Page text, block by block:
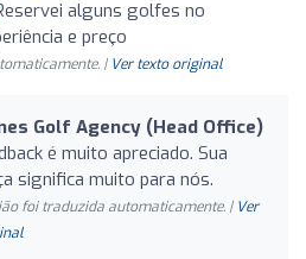
alguns golfes no
e preço
| Ver texto original
Golf Agency (Head Office)
é muito apreciado. Sua
significa muito para nós.
foi traduzida automaticamente. | Ver